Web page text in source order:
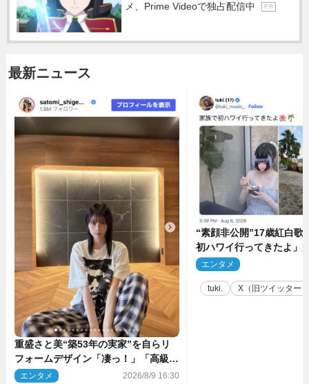
メ、Prime Videoで独占配信中
P R
最新ニュース
重盛さと美“築53年の実家”を自らリ
フォームデザイン「凄っ！」「高級感
ありまくり」
エンタメ 2026/8/9 16:30
“素顔非公開”17歳紅白歌
初ハワイ行ってきたよ」
ョット公開
エンタメ
tuki. X（旧ツイッター）